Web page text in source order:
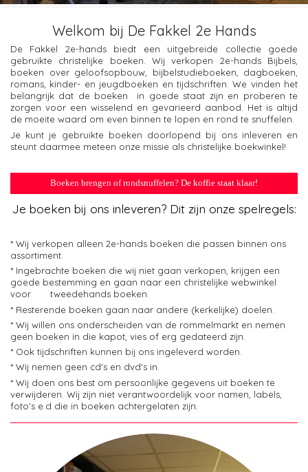
Welkom bij De Fakkel 2e Hands
De Fakkel 2e-hands biedt een uitgebreide collectie goede
gebruikte christelijke boeken. Wij verkopen 2e-hands Bijbels,
boeken over geloofsopbouw, bijbelstudieboeken, dagboeken,
romans, kinder- en jeugdboeken en tijdschriften. We vinden het
belangrijk dat de boeken in goede staat zijn en proberen te
zorgen voor een wisselend en gevarieerd aanbod. Het is altijd
de moeite waard om even binnen te lopen en rond te snuffelen.
Je kunt je gebruikte boeken doorlopend bij ons inleveren en
steunt daarmee meteen onze missie als christelijke boekwinkel!
Boeken brengen of rondsnuffelen? De koffie staat klaar!
Je boeken bij ons inleveren? Dit zijn onze spelregels:
* Wij verkopen alleen 2e-hands boeken die passen binnen ons
assortiment.
* Ingebrachte boeken die wij niet gaan verkopen, krijgen een
goede bestemming en gaan naar een christelijke webwinkel
voor tweedehands boeken.
* Resterende boeken gaan naar andere (kerkelijke) doelen.
* Wij willen ons onderscheiden van de rommelmarkt en nemen
geen boeken in die kapot, vies of erg gedateerd zijn.
* Ook tijdschriften kunnen bij ons ingeleverd worden.
* Wij nemen geen cd's en dvd's in.
* Wij doen ons best om persoonlijke gegevens uit boeken te
verwijderen. Wij zijn niet verantwoordelijk voor namen, labels,
foto's e.d die in boeken achtergelaten zijn.